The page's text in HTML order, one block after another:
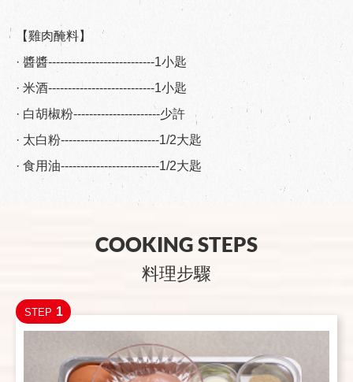
【雞肉醃料】
· 醬醬---------------------------1小匙
· 米酒---------------------------1小匙
· 白胡椒粉----------------------少許
· 太白粉-------------------------1/2大匙
· 食用油-------------------------1/2大匙
COOKING STEPS
料理步驟
STEP 1